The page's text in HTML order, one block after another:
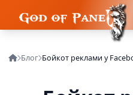
Блог